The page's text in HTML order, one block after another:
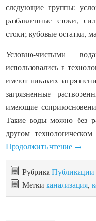
следующие группы:
разбавленные стоки;
стоки; кубовые остатки,
Условно-чистыми
использовались в
имеют никаких
загрязненные
имеющие
Такие воды можно без
другом
Продолжить чтение →
Рубрика Публикации
Метки канализация,